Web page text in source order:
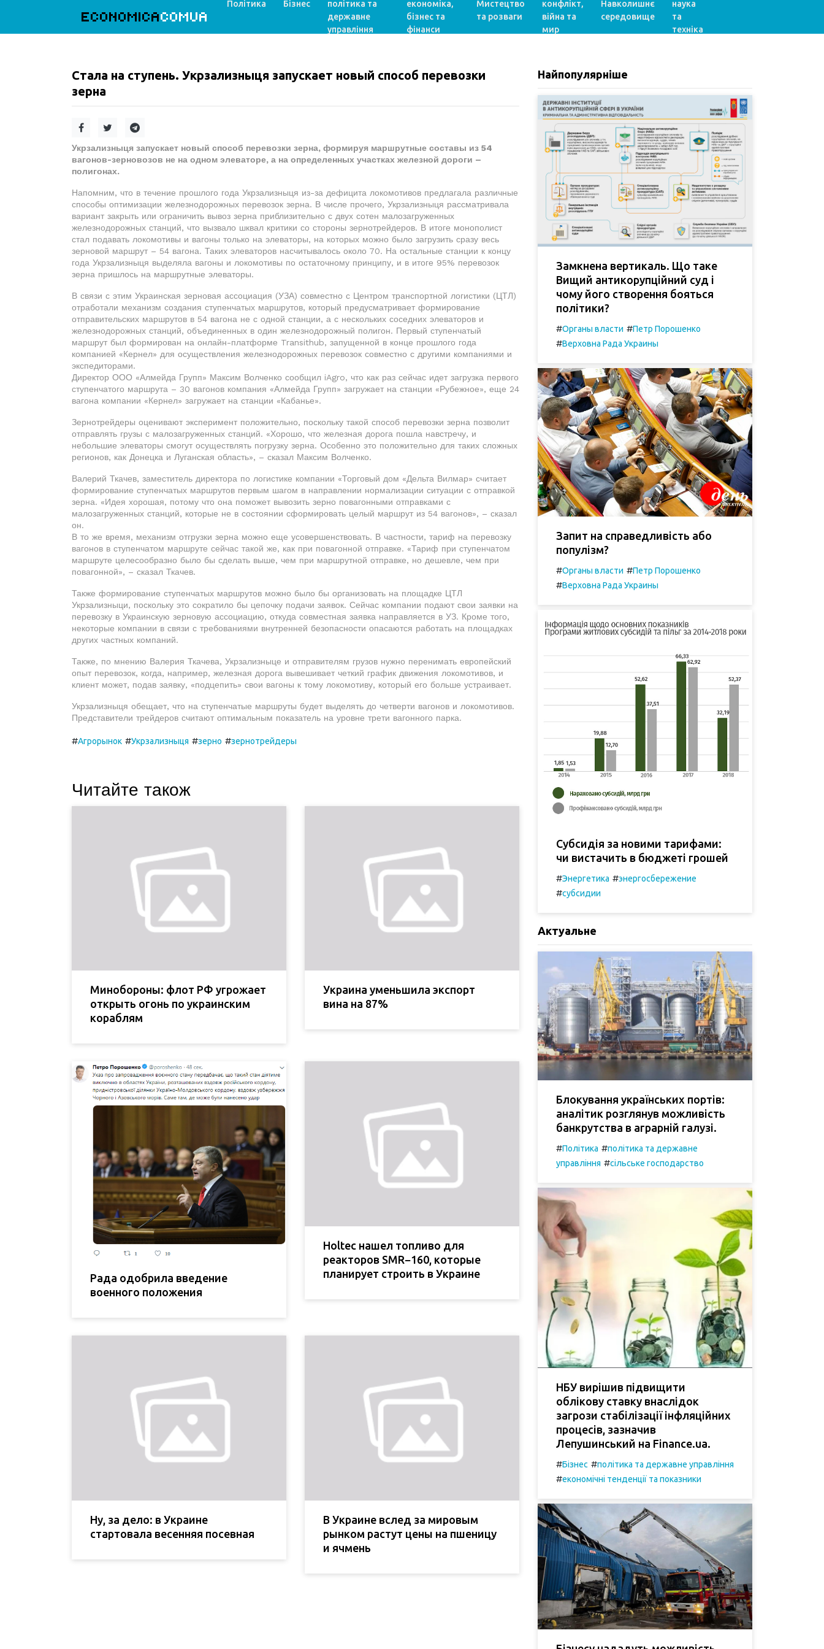
ECONOMICACOMUA
Політика Бізнес
політика та
державне
управління
економіка,
бізнес та
фінанси
Мистецтво
та розваги
конфлікт,
війна та
мир
Навколишнє
середовище
наука
та
техніка
Стала на ступень. Укрзализныця запускает новый способ перевозки
зерна
Укрзализныця запускает новый способ перевозки зерна, формируя маршрутные составы из 54
вагонов-зерновозов не на одном элеваторе, а на определенных участках железной дороги –
полигонах.
Напомним, что в течение прошлого года Укрзализныця из-за дефицита локомотивов предлагала различные
способы оптимизации железнодорожных перевозок зерна. В числе прочего, Укрзализныця рассматривала
вариант закрыть или ограничить вывоз зерна приблизительно с двух сотен малозагруженных
железнодорожных станций, что вызвало шквал критики со стороны зернотрейдеров. В итоге монополист
стал подавать локомотивы и вагоны только на элеваторы, на которых можно было загрузить сразу весь
зерновой маршрут – 54 вагона. Таких элеваторов насчитывалось около 70. На остальные станции к концу
года Укрзализныця выделяла вагоны и локомотивы по остаточному принципу, и в итоге 95% перевозок
зерна пришлось на маршрутные элеваторы.
В связи с этим Украинская зерновая ассоциация (УЗА) совместно с Центром транспортной логистики (ЦТЛ)
отработали механизм создания ступенчатых маршрутов, который предусматривает формирование
отправительских маршрутов в 54 вагона не с одной станции, а с нескольких соседних элеваторов и
железнодорожных станций, объединенных в один железнодорожный полигон. Первый ступенчатый
маршрут был формирован на онлайн-платформе Transithub, запущенной в конце прошлого года
компанией «Кернел» для осуществления железнодорожных перевозок совместно с другими компаниями и
экспедиторами.
Директор ООО «Алмейда Групп» Максим Волченко сообщил iAgro, что как раз сейчас идет загрузка первого
ступенчатого маршрута – 30 вагонов компания «Алмейда Групп» загружает на станции «Рубежное», еще 24
вагона компании «Кернел» загружает на станции «Кабанье».
Зернотрейдеры оценивают эксперимент положительно, поскольку такой способ перевозки зерна позволит
отправлять грузы с малозагруженных станций. «Хорошо, что железная дорога пошла навстречу, и
небольшие элеваторы смогут осуществлять погрузку зерна. Особенно это положительно для таких сложных
регионов, как Донецка и Луганская область», – сказал Максим Волченко.
Валерий Ткачев, заместитель директора по логистике компании «Торговый дом «Дельта Вилмар» считает
формирование ступенчатых маршрутов первым шагом в направлении нормализации ситуации с отправкой
зерна. «Идея хорошая, потому что она поможет вывозить зерно повагонными отправками с
малозагруженных станций, которые не в состоянии сформировать целый маршрут из 54 вагонов», – сказал
он.
В то же время, механизм отгрузки зерна можно еще усовершенствовать. В частности, тариф на перевозку
вагонов в ступенчатом маршруте сейчас такой же, как при повагонной отправке. «Тариф при ступенчатом
маршруте целесообразно было бы сделать выше, чем при маршрутной отправке, но дешевле, чем при
повагонной», – сказал Ткачев.
Также формирование ступенчатых маршрутов можно было бы организовать на площадке ЦТЛ
Укрзализныци, поскольку это сократило бы цепочку подачи заявок. Сейчас компании подают свои заявки на
перевозку в Украинскую зерновую ассоциацию, откуда совместная заявка направляется в УЗ. Кроме того,
некоторые компании в связи с требованиями внутренней безопасности опасаются работать на площадках
других частных компаний.
Также, по мнению Валерия Ткачева, Укрзализныце и отправителям грузов нужно перенимать европейский
опыт перевозок, когда, например, железная дорога вывешивает четкий график движения локомотивов, и
клиент может, подав заявку, «подцепить» свои вагоны к тому локомотиву, который его больше устраивает.
Укрзализныця обещает, что на ступенчатые маршруты будет выделять до четверти вагонов и локомотивов.
Представители трейдеров считают оптимальным показатель на уровне трети вагонного парка.
#Агрорынок #Укрзализныця #зерно #зернотрейдеры
Читайте також
Минобороны: флот РФ угрожает
открыть огонь по украинским
кораблям
Украина уменьшила экспорт
вина на 87%
Рада одобрила введение
военного положения
Holtec нашел топливо для
реакторов SMR−160, которые
планирует строить в Украине
Ну, за дело: в Украине
стартовала весенняя посевная
В Украине вслед за мировым
рынком растут цены на пшеницу
и ячмень
Найпопулярніше
Замкнена вертикаль. Що таке
Вищий антикорупційний суд і
чому його створення бояться
політики?
#Органы власти #Петр Порошенко
#Верховна Рада Украины
Запит на справедливість або
популізм?
#Органы власти #Петр Порошенко
#Верховна Рада Украины
Субсидія за новими тарифами:
чи вистачить в бюджеті грошей
#Энергетика #энергосбережение
#субсидии
Актуальне
Блокування українських портів:
аналітик розглянув можливість
банкрутства в аграрній галузі.
#Політика #політика та державне
управління #сільське господарство
НБУ вирішив підвищити
облікову ставку внаслідок
загрози стабілізації інфляційних
процесів, зазначив
Лепушинський на Finance.ua.
#Бізнес #політика та державне управління
#економічні тенденції та показники